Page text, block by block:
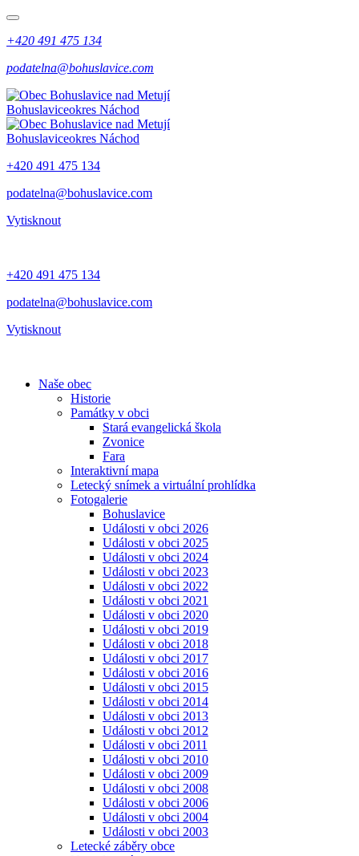
+420 491 475 134
podatelna@bohuslavice.com
Bohuslaviceokres Náchod
Bohuslaviceokres Náchod
+420 491 475 134
podatelna@bohuslavice.com
Vytisknout
+420 491 475 134
podatelna@bohuslavice.com
Vytisknout
Naše obec
Historie
Památky v obci
Stará evangelická škola
Zvonice
Fara
Interaktivní mapa
Letecký snímek a virtuální prohlídka
Fotogalerie
Bohuslavice
Události v obci 2026
Události v obci 2025
Události v obci 2024
Události v obci 2023
Události v obci 2022
Události v obci 2021
Události v obci 2020
Události v obci 2019
Události v obci 2018
Události v obci 2017
Události v obci 2016
Události v obci 2015
Události v obci 2014
Události v obci 2013
Události v obci 2012
Události v obci 2011
Události v obci 2010
Události v obci 2009
Události v obci 2008
Události v obci 2006
Události v obci 2004
Události v obci 2003
Letecké záběry obce